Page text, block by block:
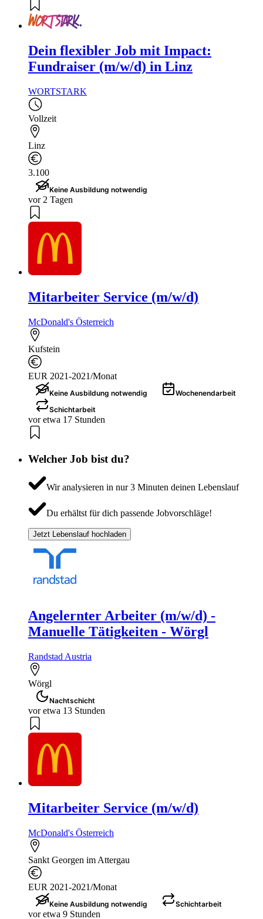
Dein flexibler Job mit Impact:
Fundraiser (m/w/d) in Linz
WORTSTARK
Vollzeit
Linz
3.100
Keine Ausbildung notwendig
vor 2 Tagen
Mitarbeiter Service (m/w/d)
McDonald's Österreich
Kufstein
EUR 2021-2021/Monat
Keine Ausbildung notwendig
Wochenendarbeit
Schichtarbeit
vor etwa 17 Stunden
Welcher Job bist du?
Wir analysieren in nur 3 Minuten deinen Lebenslauf
Du erhältst für dich passende Jobvorschläge!
Jetzt Lebenslauf hochladen
Angelernter Arbeiter (m/w/d) -
Manuelle Tätigkeiten - Wörgl
Randstad Austria
Wörgl
Nachtschicht
vor etwa 13 Stunden
Mitarbeiter Service (m/w/d)
McDonald's Österreich
Sankt Georgen im Attergau
EUR 2021-2021/Monat
Keine Ausbildung notwendig Schichtarbeit
vor etwa 9 Stunden